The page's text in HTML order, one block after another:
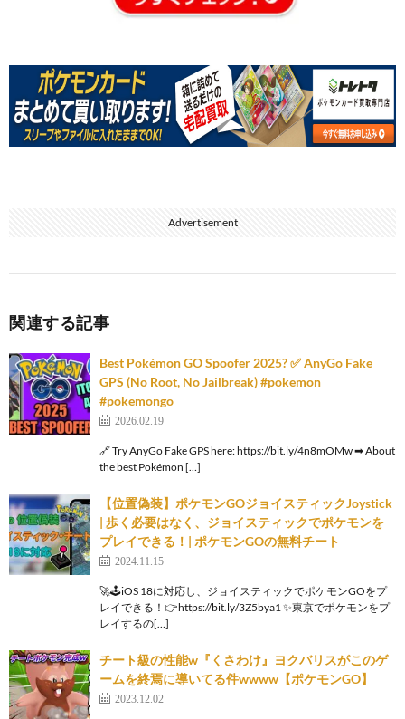
Advertisement
関連する記事
Best Pokémon GO Spoofer 2025? ✅ AnyGo Fake
GPS (No Root, No Jailbreak) #pokemon
#pokemongo
2026.02.19
🔗 Try AnyGo Fake GPS here: https://bit.ly/4n8mOMw ➡ About
the best Pokémon […]
【位置偽装】ポケモンGOジョイスティックJoystick
| 歩く必要はなく、ジョイスティックでポケモンを
プレイできる！| ポケモンGOの無料チート
2024.11.15
🚀🕹iOS 18に対応し、ジョイスティックでポケモンGOをプ
レイできる！👉https://bit.ly/3Z5bya1 ✨東京でポケモンをプ
レイするの[…]
チート級の性能w『くさわけ』ヨクバリスがこのゲ
ームを終焉に導いてる件wwww【ポケモンGO】
2023.12.02